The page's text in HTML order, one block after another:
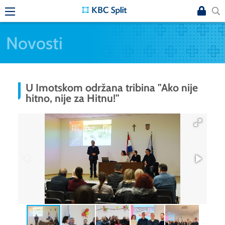
Novosti
U Imotskom održana tribina "Ako nije
hitno, nije za Hitnu!"